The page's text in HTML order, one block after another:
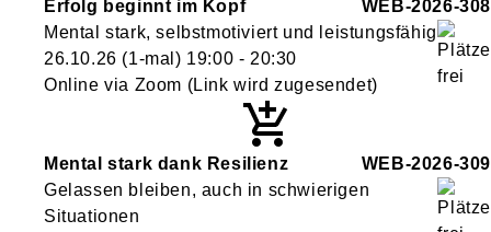
Erfolg beginnt im Kopf
WEB-2026-308
Mental stark, selbstmotiviert und leistungsfähig
26.10.26 (1-mal) 19:00 - 20:30
Online via Zoom (Link wird zugesendet)
Mental stark dank Resilienz
WEB-2026-309
Gelassen bleiben, auch in schwierigen
Situationen